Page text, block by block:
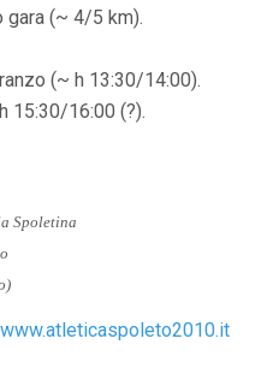
gara (~ 4/5 km).
(~ h 13:30/14:00).
15:30/16:00 (?).
Spoletina
www.atleticaspoleto2010.it